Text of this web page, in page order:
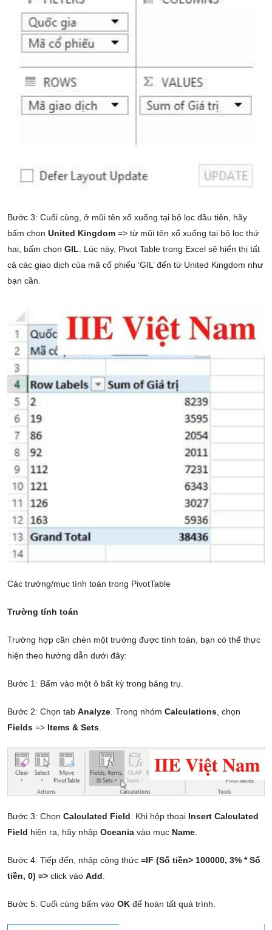
Bước 3: Cuối cùng, ở mũi tên xổ xuống tại bộ lọc đầu tiên, hãy
bấm chọn United Kingdom => từ mũi tên xổ xuống tại bộ lọc thứ
hai, bấm chọn GIL . Lúc này, Pivot Table trong Excel sẽ hiển thị tất
cả các giao dịch của mã cổ phiếu ‘GIL’ đến từ United Kingdom như
bạn cần.
Các trường/mục tính toán trong PivotTable
Trường tính toán
Trường hợp cần chèn một trường được tính toán, bạn có thể thực
hiện theo hướng dẫn dưới đây:
Bước 1: Bấm vào một ô bất kỳ trong bảng trụ.
Bước 2: Chọn tab Analyze . Trong nhóm Calculations , chọn
Fields => Items & Sets
Bước 3: Chọn Calculated Field. Khi hộp thoại Insert Calculated
Field hiện ra, hãy nhập Oceania vào mục Name.
Bước 4: Tiếp đến, nhập công thức =IF (Số tiền> 100000, 3% * Số
tiền, 0) => click vào Add.
Bước 5: Cuối cùng bấm vào OK để hoàn tất quá trình.